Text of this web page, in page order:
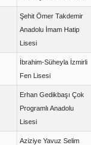
Şehit Ömer Takdemir
Anadolu İmam Hatip
Lisesi
İbrahim-Süheyla İzmirli
Fen Lisesi
Erhan Gedikbaşı Çok
Programlı Anadolu
Lisesi
Aziziye Yavuz Selim